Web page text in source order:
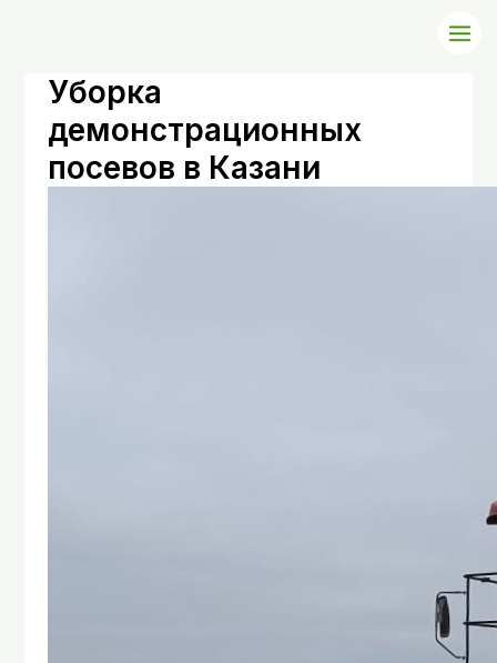
Уборка
демонстрационных
посевов в Казани